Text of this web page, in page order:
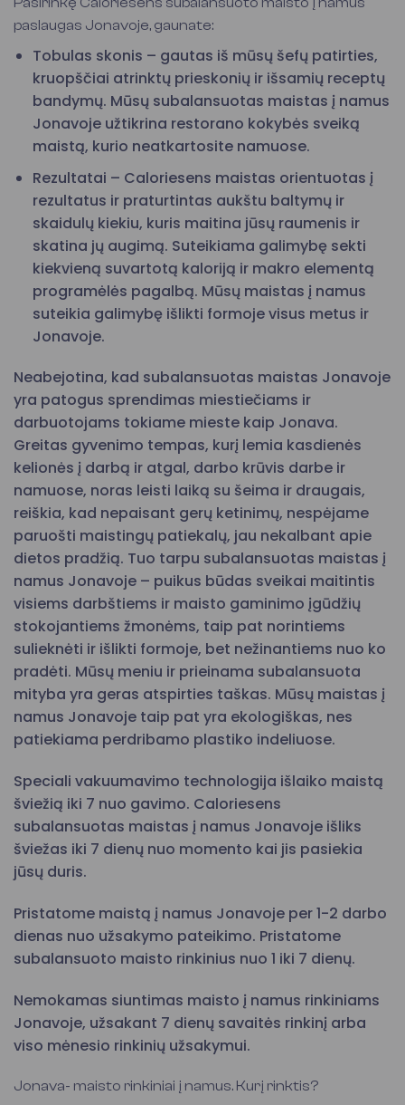
paslaugas Jonavoje, gaunate:
Tobulas skonis – gautas iš mūsų šefų patirties,
kruopščiai atrinktų prieskonių ir išsamių receptų
bandymų. Mūsų subalansuotas maistas į namus
Jonavoje užtikrina restorano kokybės sveiką
maistą, kurio neatkartosite namuose.
Rezultatai – Caloriesens maistas orientuotas į
rezultatus ir praturtintas aukštu baltymų ir
skaidulų kiekiu, kuris maitina jūsų raumenis ir
skatina jų augimą. Suteikiama galimybę sekti
kiekvieną suvartotą kaloriją ir makro elementą
programėlės pagalbą. Mūsų maistas į namus
suteikia galimybę išlikti formoje visus metus ir
Jonavoje.
Neabejotina, kad subalansuotas maistas Jonavoje
yra patogus sprendimas miestiečiams ir
darbuotojams tokiame mieste kaip Jonava.
Greitas gyvenimo tempas, kurį lemia kasdienės
kelionės į darbą ir atgal, darbo krūvis darbe ir
namuose, noras leisti laiką su šeima ir draugais,
reiškia, kad nepaisant gerų ketinimų, nespėjame
paruošti maistingų patiekalų, jau nekalbant apie
dietos pradžią. Tuo tarpu subalansuotas maistas į
namus Jonavoje – puikus būdas sveikai maitintis
visiems darbštiems ir maisto gaminimo įgūdžių
stokojantiems žmonėms, taip pat norintiems
sulieknėti ir išlikti formoje, bet nežinantiems nuo ko
pradėti. Mūsų meniu ir prieinama subalansuota
mityba yra geras atspirties taškas. Mūsų maistas į
namus Jonavoje taip pat yra ekologiškas, nes
patiekiama perdribamo plastiko indeliuose.
Speciali vakuumavimo technologija išlaiko maistą
šviežią iki 7 nuo gavimo. Caloriesens
subalansuotas maistas į namus Jonavoje išliks
šviežas iki 7 dienų nuo momento kai jis pasiekia
jūsų duris.
Pristatome maistą į namus Jonavoje per 1-2 darbo
dienas nuo užsakymo pateikimo. Pristatome
subalansuoto maisto rinkinius nuo 1 iki 7 dienų.
Nemokamas siuntimas maisto į namus rinkiniams
Jonavoje, užsakant 7 dienų savaitės rinkinį arba
viso mėnesio rinkinių užsakymui.
Jonava- maisto rinkiniai į namus. Kurį rinktis?